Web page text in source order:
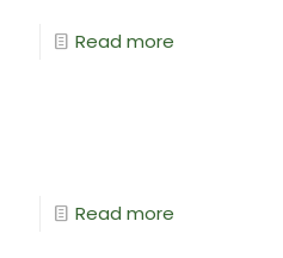
Read more
Read more